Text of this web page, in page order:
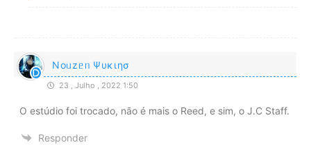
Noᥙzᥱᥒ Ψυκιησ
23 , Julho , 2022 1:50
O estúdio foi trocado, não é mais o Reed, e sim, o J.C Staff.
Responder